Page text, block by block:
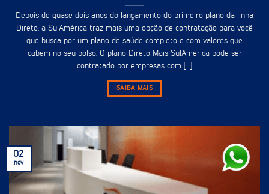
Depois de quase dois anos do lançamento do primeiro plano da linha
Direto, a SulAmérica traz mais uma opção de contratação para você
que busca por um plano de saúde completo e com valores que
cabem no seu bolso. O plano Direto Mais SulAmérica pode ser
contratado por empresas com [...]
SAIBA MAIS
02
nov